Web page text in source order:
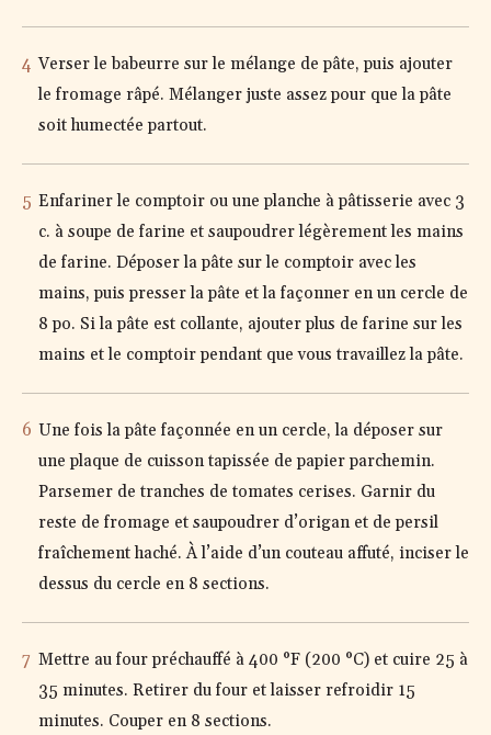
Verser le babeurre sur le mélange de pâte, puis ajouter
le fromage râpé. Mélanger juste assez pour que la pâte
soit humectée partout.
Enfariner le comptoir ou une planche à pâtisserie avec 3
c. à soupe de farine et saupoudrer légèrement les mains
de farine. Déposer la pâte sur le comptoir avec les
mains, puis presser la pâte et la façonner en un cercle de
8 po. Si la pâte est collante, ajouter plus de farine sur les
mains et le comptoir pendant que vous travaillez la pâte.
Une fois la pâte façonnée en un cercle, la déposer sur
une plaque de cuisson tapissée de papier parchemin.
Parsemer de tranches de tomates cerises. Garnir du
reste de fromage et saupoudrer d’origan et de persil
fraîchement haché. À l’aide d’un couteau affuté, inciser le
dessus du cercle en 8 sections.
Mettre au four préchauffé à 400 °F (200 °C) et cuire 25 à
35 minutes. Retirer du four et laisser refroidir 15
minutes. Couper en 8 sections.